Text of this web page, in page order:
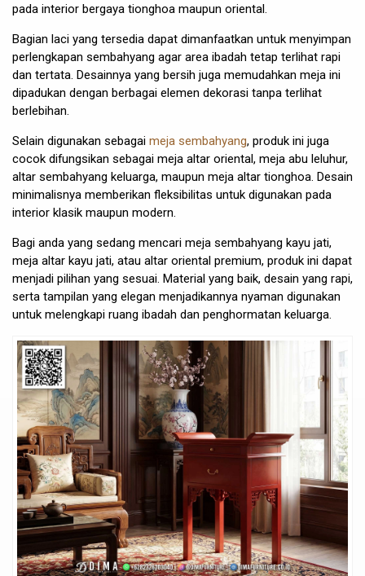
pada interior bergaya tionghoa maupun oriental.
Bagian laci yang tersedia dapat dimanfaatkan untuk menyimpan
perlengkapan sembahyang agar area ibadah tetap terlihat rapi
dan tertata. Desainnya yang bersih juga memudahkan meja ini
dipadukan dengan berbagai elemen dekorasi tanpa terlihat
berlebihan.
Selain digunakan sebagai meja sembahyang, produk ini juga
cocok difungsikan sebagai meja altar oriental, meja abu leluhur,
altar sembahyang keluarga, maupun meja altar tionghoa. Desain
minimalisnya memberikan fleksibilitas untuk digunakan pada
interior klasik maupun modern.
Bagi anda yang sedang mencari meja sembahyang kayu jati,
meja altar kayu jati, atau altar oriental premium, produk ini dapat
menjadi pilihan yang sesuai. Material yang baik, desain yang rapi,
serta tampilan yang elegan menjadikannya nyaman digunakan
untuk melengkapi ruang ibadah dan penghormatan keluarga.